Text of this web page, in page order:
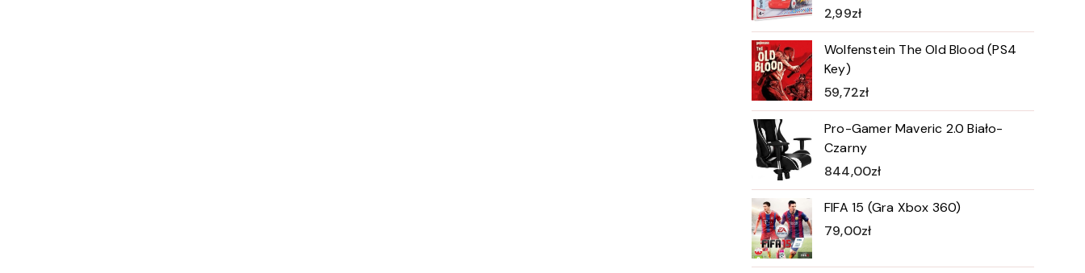
2,99zł
Wolfenstein The Old Blood (PS4
Key)
59,72zł
Pro-Gamer Maveric 2.0 Biało-
Czarny
844,00zł
FIFA 15 (Gra Xbox 360)
79,00zł